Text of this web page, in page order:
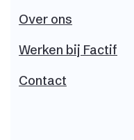
Over ons
Werken bij Factif
Contact